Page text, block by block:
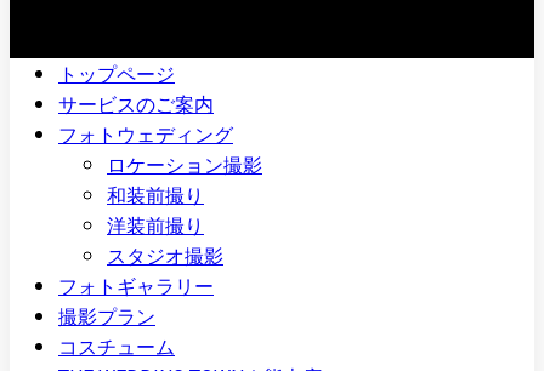
トップページ
サービスのご案内
フォトウェディング
ロケーション撮影
和装前撮り
洋装前撮り
スタジオ撮影
フォトギャラリー
撮影プラン
コスチューム